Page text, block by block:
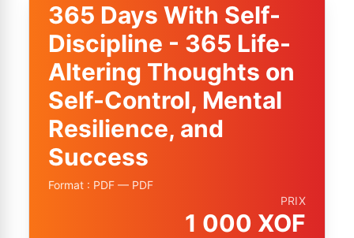
365 Days With Self-
Discipline - 365 Life-
Altering Thoughts on
Self-Control, Mental
Resilience, and
Success
Format : PDF — PDF
PRIX
1 000 XOF